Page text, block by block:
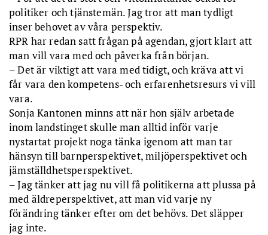
politiker och tjänstemän. Jag tror att man tydligt
inser behovet av våra perspektiv.
RPR har redan satt frågan på agendan, gjort klart att
man vill vara med och påverka från början.
– Det är viktigt att vara med tidigt, och kräva att vi
får vara den kompetens- och erfarenhetsresurs vi vill
vara.
Sonja Kantonen minns att när hon själv arbetade
inom landstinget skulle man alltid inför varje
nystartat projekt noga tänka igenom att man tar
hänsyn till barnperspektivet, miljöperspektivet och
jämställdhetsperspektivet.
– Jag tänker att jag nu vill få politikerna att plussa på
med äldreperspektivet, att man vid varje ny
förändring tänker efter om det behövs. Det släpper
jag inte.